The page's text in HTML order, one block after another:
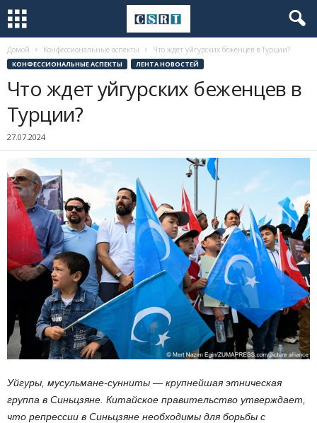
Домой Конфессиональные аспекты Что ждет уйгурских беженцев в Турции?
КОНФЕССИОНАЛЬНЫЕ АСПЕКТЫ ЛЕНТА НОВОСТЕЙ
Что ждет уйгурских беженцев в
Турции?
27.07.2024
Уйгуры, мусульмане-сунниты — крупнейшая этническая
группа в Синьцзяне. Китайское правительство утверждает,
что репрессии в Синьцзяне необходимы для борьбы с